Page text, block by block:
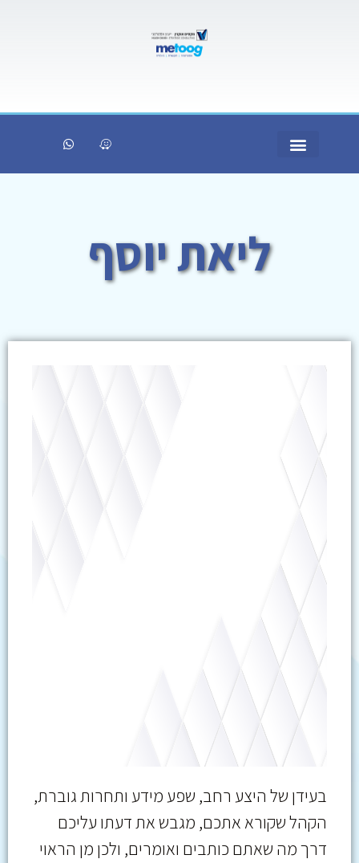
ליאת יוסף
בעידן של היצע רחב, שפע מידע ותחרות גוברת,
הקהל שקורא אתכם, מגבש את דעתו עליכם
דרך מה שאתם כותבים ואומרים, ולכן מן הראוי